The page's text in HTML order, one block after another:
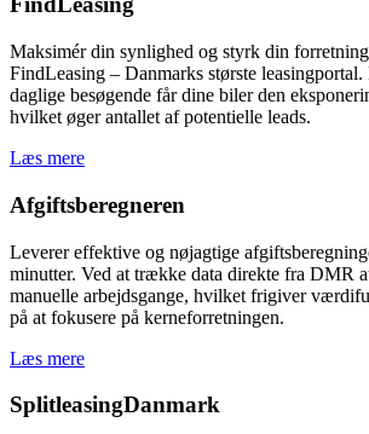
Maksimér din synlighed og styrk din
FindLeasing – Danmarks største
daglige besøgende får dine biler den
hvilket øger antallet af potentielle leads.
Læs mere
Afgiftsberegneren
Leverer effektive og nøjagtige
minutter. Ved at trække data direkte fra DMR
manuelle arbejdsgange, hvilket frigiver
på at fokusere på kerneforretningen.
Læs mere
SplitleasingDanmark